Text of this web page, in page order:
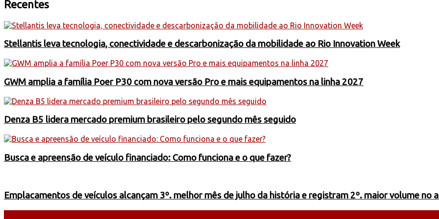
Recentes
Stellantis leva tecnologia, conectividade e descarbonização da mobilidade ao Rio Innovation Week
GWM amplia a família Poer P30 com nova versão Pro e mais equipamentos na linha 2027
Denza B5 lidera mercado premium brasileiro pelo segundo mês seguido
Busca e apreensão de veículo financiado: Como funciona e o que fazer?
Emplacamentos de veículos alcançam 3º. melhor mês de julho da história e registram 2º. maior volume no